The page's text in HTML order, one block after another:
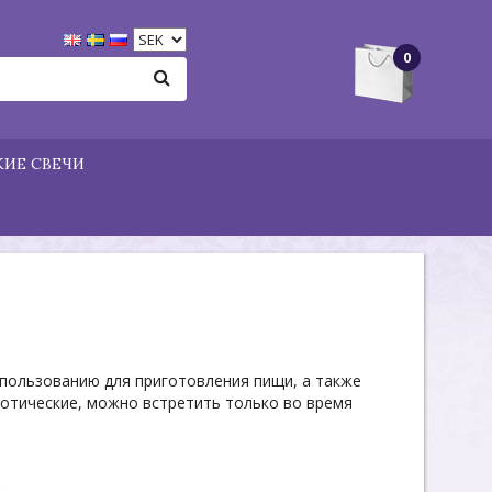
0
СВЕЧИ
для приготовления пищи, а также
можно встретить только во время